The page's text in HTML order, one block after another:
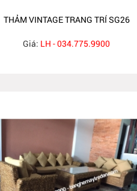
THẢM VINTAGE TRANG TRÍ SG26
Giá: LH - 034.775.9900